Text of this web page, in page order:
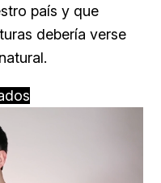
país y que
debería verse